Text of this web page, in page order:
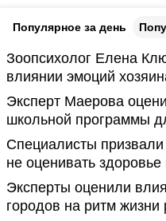
Популярное за день
Зоопсихолог Елена
влиянии эмоций
Эксперт Маерова
школьной программы
Специалисты
не оценивать здоровье
Эксперты оценили
городов на ритм жизни